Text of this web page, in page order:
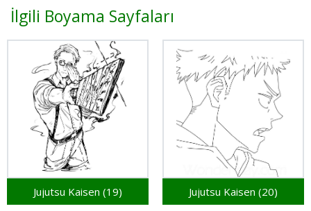
İlgili Boyama Sayfaları
Jujutsu Kaisen (19) Jujutsu Kaisen (20)